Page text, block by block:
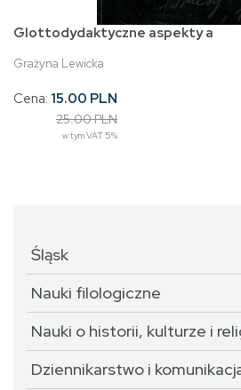
Glottodydaktyczne aspekty a
Grażyna Lewicka
Cena: 15.00 PLN
25.00 PLN
w tym VAT 5%
Śląsk
Nauki filologiczne
Nauki o historii, kulturze i
Dziennikarstwo i